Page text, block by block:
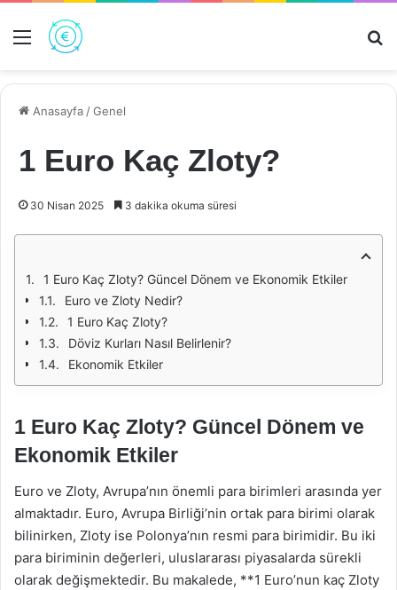
Menü
Anasayfa /Genel
1 Euro Kaç Zloty?
30 Nisan 2025 3 dakika okuma süresi
1 Euro Kaç Zloty? Güncel Dönem ve Ekonomik Etkiler
Euro ve Zloty Nedir?
1 Euro Kaç Zloty?
Döviz Kurları Nasıl Belirlenir?
Ekonomik Etkiler
1 Euro Kaç Zloty? Güncel Dönem ve
Ekonomik Etkiler
Euro ve Zloty, Avrupa’nın önemli para birimleri arasında yer
almaktadır. Euro, Avrupa Birliği’nin ortak para birimi olarak
bilinirken, Zloty ise Polonya’nın resmi para birimidir. Bu iki
para biriminin değerleri, uluslararası piyasalarda sürekli
olarak değişmektedir. Bu makalede, **1 Euro’nun kaç Zloty